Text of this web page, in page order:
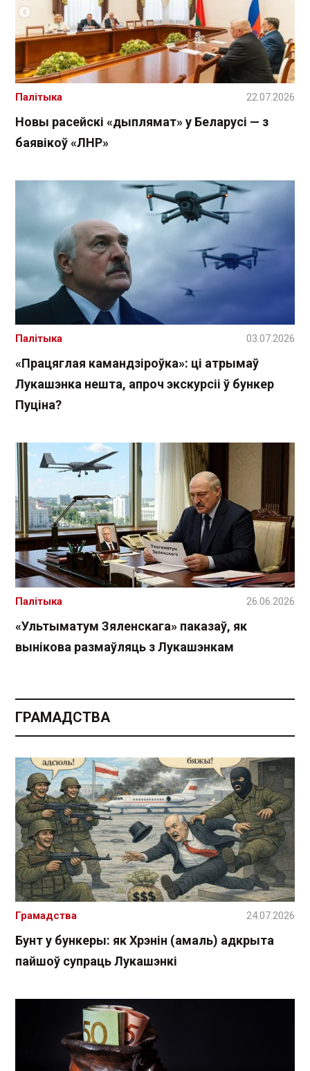
Новы расейскі «дыплямат» у Беларусі — з
баявікоў «ЛНР»
Палітыка 22.07.2026
«Працяглая камандзіроўка»: ці атрымаў
Лукашэнка нешта, апроч экскурсіі ў бункер
Пуціна?
Палітыка 03.07.2026
«Ультыматум Зяленскага» паказаў, як
вынікова размаўляць з Лукашэнкам
Палітыка 26.06.2026
ГРАМАДСТВА
Бунт у бункеры: як Хрэнін (амаль) адкрыта
пайшоў супраць Лукашэнкі
Грамадства 24.07.2026